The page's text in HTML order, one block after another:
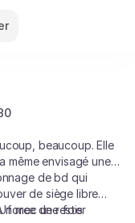
beaucoup. Elle
même envisagé une
de bd qui
de siège libre
force de rester
mec une fois